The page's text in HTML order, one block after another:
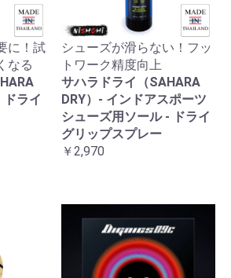
に！試
なる
ドライ
シューズが滑らない！フッ
トワーク精度向上
サハラドライ（SAHARA
DRY）- インドアスポーツ
シューズ用ソール - ドライ
グリップスプレー
￥2,970